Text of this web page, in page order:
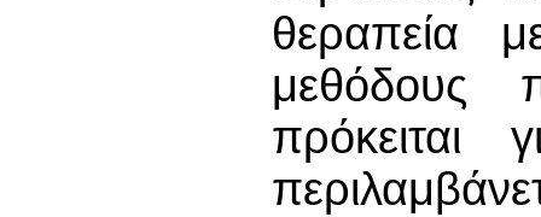
θεραπεία
μεθόδους
πρόκειται